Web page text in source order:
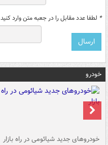
* لطفا عدد مقابل را در جعبه متن وارد کنید
خودرو
خودروهای جدید شیائومی در راه بازار